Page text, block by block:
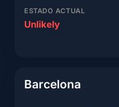
ESTADO ACTUAL
Unlikely
Barcelona